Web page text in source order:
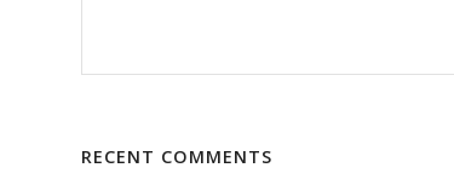
RECENT COMMENTS